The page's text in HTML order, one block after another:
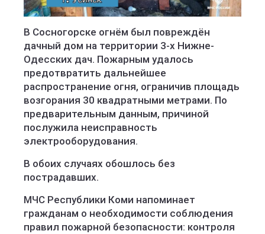
В Сосногорске огнём был повреждён
дачный дом на территории 3-х Нижне-
Одесских дач. Пожарным удалось
предотвратить дальнейшее
распространение огня, ограничив площадь
возгорания 30 квадратными метрами. По
предварительным данным, причиной
послужила неисправность
электрооборудования.
В обоих случаях обошлось без
пострадавших.
МЧС Республики Коми напоминает
гражданам о необходимости соблюдения
правил пожарной безопасности: контроля